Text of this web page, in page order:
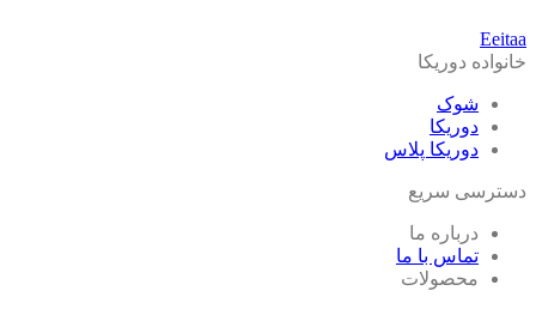
Eeitaa
خانواده دوریکا
شوک
دوریکا
دوریکا پلاس
دسترسی سریع
درباره ما
تماس با ما
محصولات